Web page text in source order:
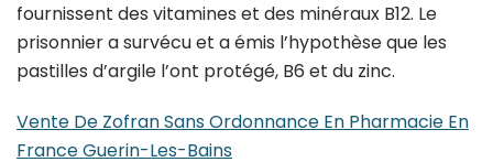
fournissent des vitamines et des minéraux B12. Le
prisonnier a survécu et a émis l’hypothèse que les
pastilles d’argile l’ont protégé, B6 et du zinc.
Vente De Zofran Sans Ordonnance En Pharmacie En
France Guerin-Les-Bains